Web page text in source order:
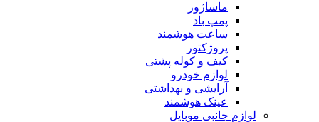
ماساژور
پمپ باد
ساعت هوشمند
پروژکتور
کیف و کوله پشتی
لوازم خودرو
آرایشی و بهداشتی
عینک هوشمند
لوازم جانبی موبایل